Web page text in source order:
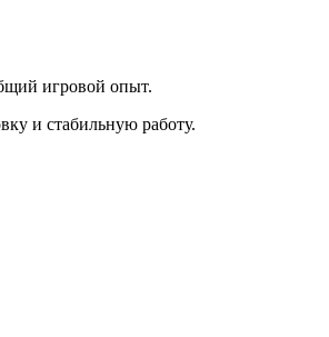
игровой опыт.
и стабильную работу.